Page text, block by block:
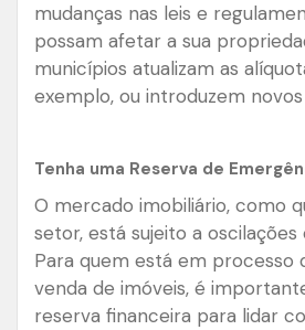
mudanças nas leis e
possam afetar a sua
municípios atualizam as
exemplo, ou introduzem
Tenha uma Reserva de
O mercado imobiliário, como
setor, está sujeito a
Para quem está em processo
venda de imóveis, é
reserva financeira para lidar